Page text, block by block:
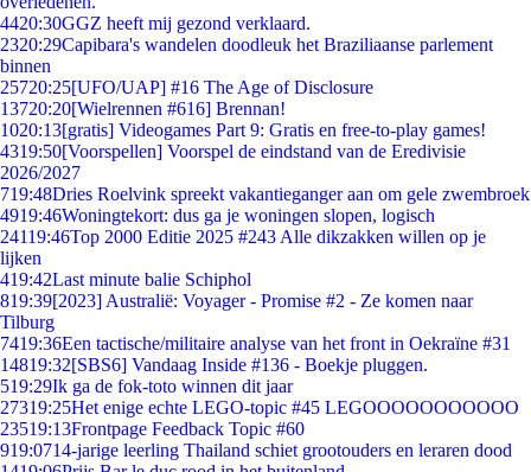
4420:30GGZ heeft mij gezond verklaard.
2320:29Capibara's wandelen doodleuk het Braziliaanse parlement
binnen
25720:25[UFO/UAP] #16 The Age of Disclosure
13720:20[Wielrennen #616] Brennan!
1020:13[gratis] Videogames Part 9: Gratis en free-to-play games!
4319:50[Voorspellen] Voorspel de eindstand van de Eredivisie
2026/2027
719:48Dries Roelvink spreekt vakantieganger aan om gele zwembroek
4919:46Woningtekort: dus ga je woningen slopen, logisch
24119:46Top 2000 Editie 2025 #243 Alle dikzakken willen op je
lijken
419:42Last minute balie Schiphol
819:39[2023] Australië: Voyager - Promise #2 - Ze komen naar
Tilburg
7419:36Een tactische/militaire analyse van het front in Oekraïne #31
14819:32[SBS6] Vandaag Inside #136 - Boekje pluggen.
519:29Ik ga de fok-toto winnen dit jaar
27319:25Het enige echte LEGO-topic #45 LEGOOOOOOOOOOO
23519:13Frontpage Feedback Topic #60
919:0714-jarige leerling Thailand schiet grootouders en leraren dood